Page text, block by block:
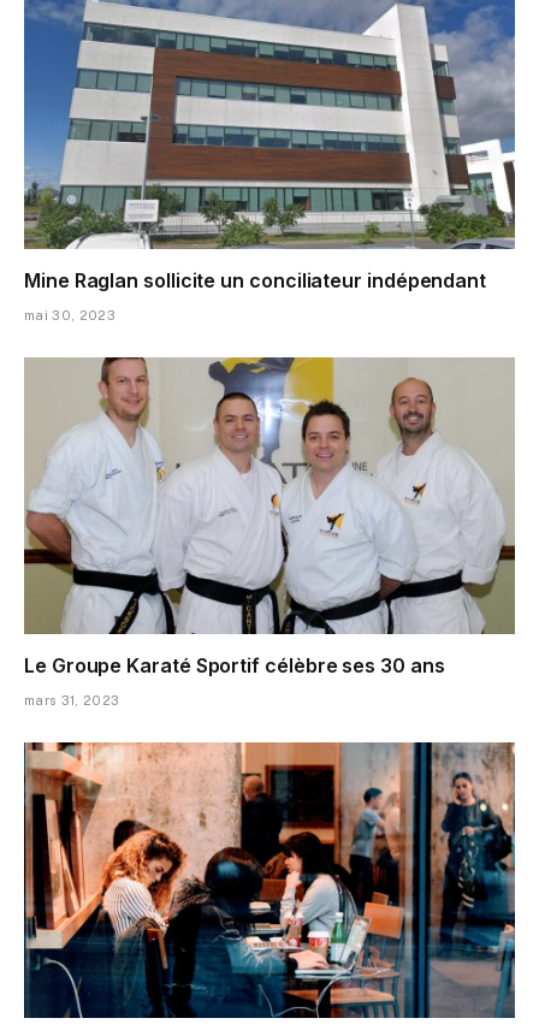
Mine Raglan sollicite un conciliateur indépendant
mai 30, 2023
Le Groupe Karaté Sportif célèbre ses 30 ans
mars 31, 2023